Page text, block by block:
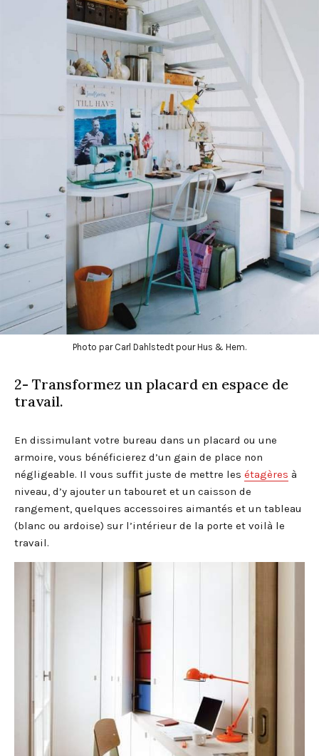
Photo par Carl Dahlstedt pour Hus & Hem.
2- Transformez un placard en espace de
travail.
En dissimulant votre bureau dans un placard ou une
armoire, vous bénéficierez d’un gain de place non
négligeable. Il vous suffit juste de mettre les étagères à
niveau, d’y ajouter un tabouret et un caisson de
rangement, quelques accessoires aimantés et un tableau
(blanc ou ardoise) sur l’intérieur de la porte et voilà le
travail.